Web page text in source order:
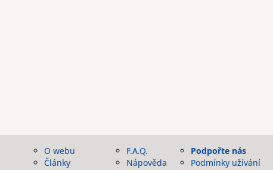
O webu
Články
F.A.Q.
Nápověda
Podpořte nás
Podmínky užívání